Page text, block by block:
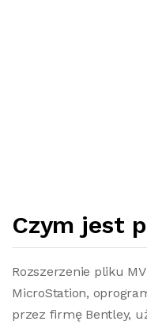
Czym jest
Rozszerzenie pliku
MicroStation,
przez firmę Bentley,